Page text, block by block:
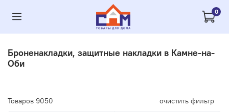
0
Броненакладки, защитные накладки в Камне-на-
Оби
Товаров 9050 очистить фильтр